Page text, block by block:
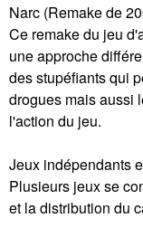
Narc (Remake de
Ce remake du jeu
une approche
des stupéfiants qui
drogues mais aussi
l'action du jeu.
Jeux indépendants
Plusieurs jeux se
et la distribution du